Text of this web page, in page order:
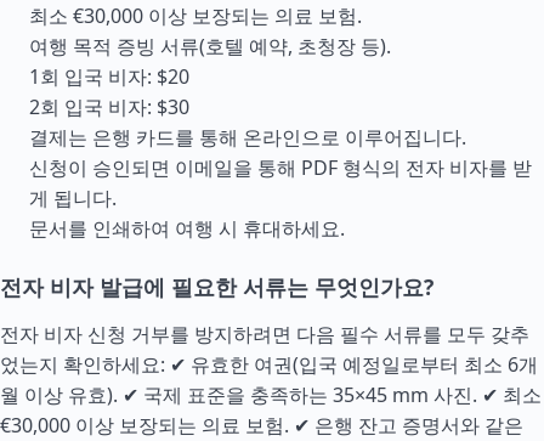
최소 €30,000 이상 보장되는 의료 보험.
여행 목적 증빙 서류(호텔 예약, 초청장 등).
1회 입국 비자: $20
2회 입국 비자: $30
결제는 은행 카드를 통해 온라인으로 이루어집니다.
신청이 승인되면 이메일을 통해 PDF 형식의 전자 비자를 받
게 됩니다.
문서를 인쇄하여 여행 시 휴대하세요.
전자 비자 발급에 필요한 서류는 무엇인가요?
전자 비자 신청 거부를 방지하려면 다음 필수 서류를 모두 갖추
었는지 확인하세요: ✔ 유효한 여권(입국 예정일로부터 최소 6개
월 이상 유효). ✔ 국제 표준을 충족하는 35×45 mm 사진. ✔ 최소
€30,000 이상 보장되는 의료 보험. ✔ 은행 잔고 증명서와 같은